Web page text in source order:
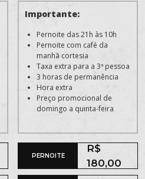
Importante:
Pernoite das 21h às 10h
Pernoite com café da
manhã cortesia
Taxa extra para a 3ª pessoa
3 horas de permanência
Hora extra
Preço promocional de
domingo a quinta-feira
PERNOITE
R$
180,00